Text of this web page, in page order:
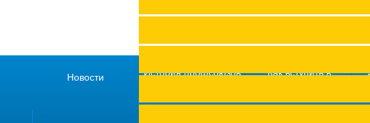
Новости
История профсоюзов
Как вступить в